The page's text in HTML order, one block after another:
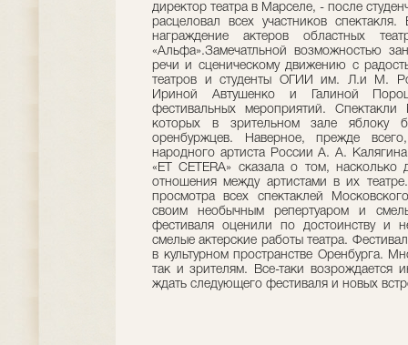
директор театра в Марселе, - после
расцеловал всех участников
награждение актеров областных
«Альфа».Замечатльной возможностью
речи и сценическому движению с
театров и студенты ОГИИ им. Л.и М.
Ириной Автушенко и Галиной
фестивальных мероприятий. Спектакли
которых в зрительном зале яблоку
оренбуржцев. Наверное, прежде
народного артиста России А. А.
«ET CETERA» сказала о том,
отношения между артистами в их
просмотра всех спектаклей
своим необычным репертуаром и
фестиваля оценили по достоинству и
смелые актерские работы театра.
в культурном пространстве Оренбурга.
так и зрителям. Все-таки возрождается
ждать следующего фестиваля и новых